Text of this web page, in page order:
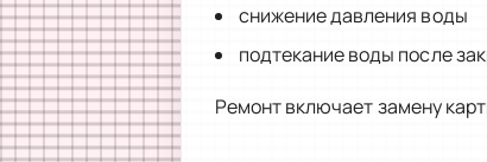
снижение давления воды
подтекание воды после
Ремонт включает замену